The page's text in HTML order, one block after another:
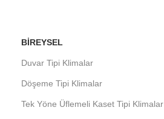
BIREYSEL
Duvar Tipi Klimalar
Döşeme Tipi Klimalar
Tek Yöne Üflemeli Kaset Tipi Klimalar